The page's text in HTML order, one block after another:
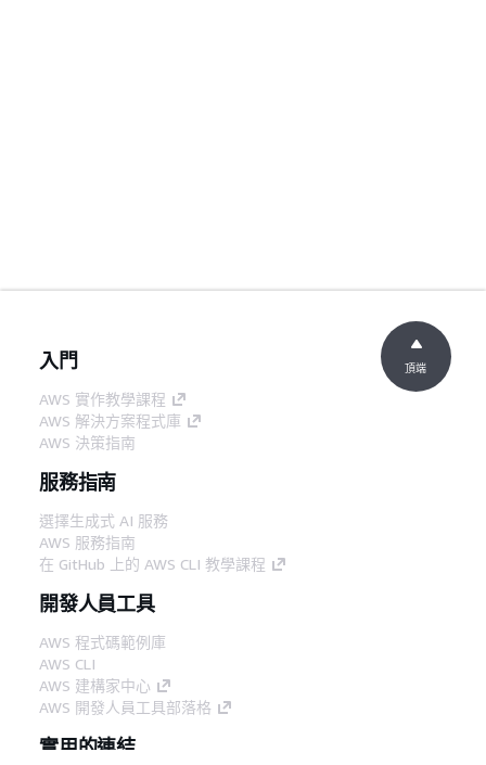
入門
AWS 實作教學課程
AWS 解決方案程式庫
AWS 決策指南
服務指南
選擇生成式 AI 服務
AWS 服務指南
在 GitHub 上的 AWS CLI 教學課程
開發人員工具
AWS 程式碼範例庫
AWS CLI
AWS 建構家中心
AWS 開發人員工具部落格
實用的連結
頂端